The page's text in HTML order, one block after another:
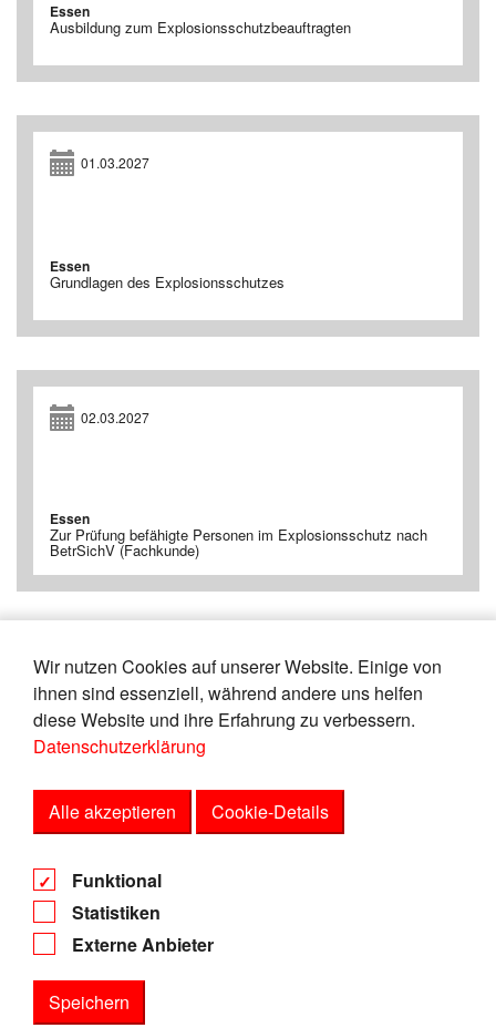
Wir nutzen Cookies auf unserer Website. Einige von
ihnen sind essenziell, während andere uns helfen
diese Website und ihre Erfahrung zu verbessern.
Datenschutzerklärung
Alle akzeptieren Cookie-Details
Funktional
Statistiken
Externe Anbieter
Speichern
Essen
Ausbildung zum Explosionsschutzbeauftragten
01.03.2027
Essen
Grundlagen des Explosionsschutzes
02.03.2027
Essen
Zur Prüfung befähigte Personen im Explosionsschutz nach
BetrSichV (Fachkunde)
« 21 22 23 24 25 26 27
28
29
30 »
Impressum